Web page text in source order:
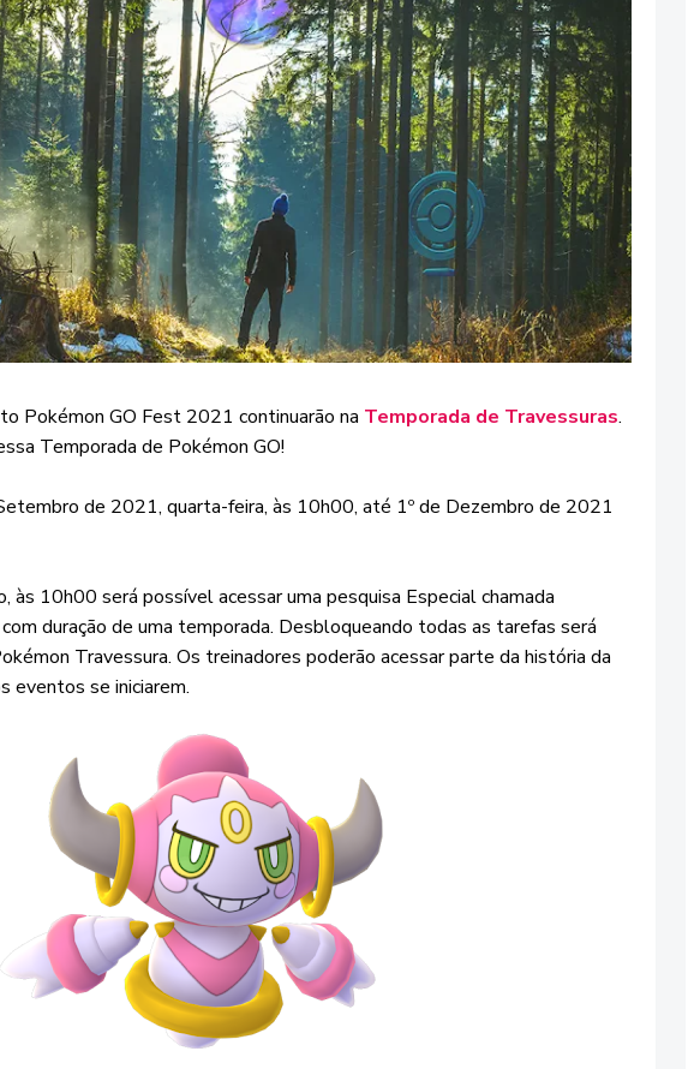
Pokémon GO Fest 2021 continuarão na Temporada de Travessuras.
Temporada de Pokémon GO!
de 2021, quarta-feira, às 10h00, até 1º de Dezembro de 2021
às 10h00 será possível acessar uma pesquisa Especial chamada
duração de uma temporada. Desbloqueando todas as tarefas será
Travessura. Os treinadores poderão acessar parte da história da
eventos se iniciarem.